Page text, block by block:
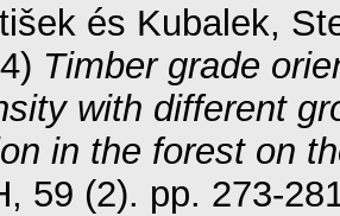
és Kubalek,
Timber grade
with different
in the forest on
59 (2). pp. 273-